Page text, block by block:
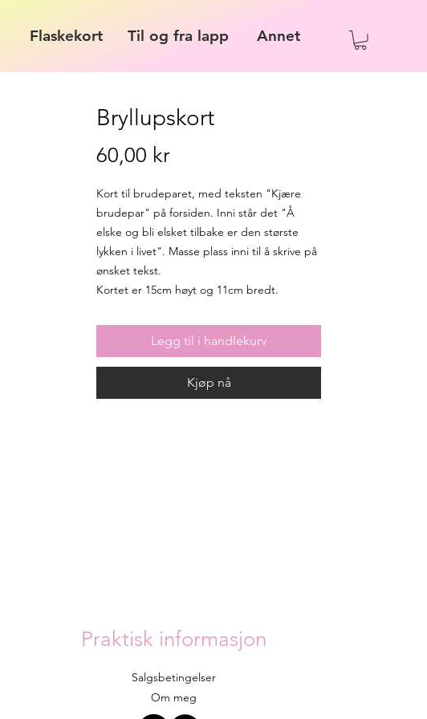
Flaskekort Til og fra lapp Annet
Bryllupskort
60,00 krPris
Kort til brudeparet, med teksten "Kjære
brudepar" på forsiden. Inni står det "Å
elske og bli elsket tilbake er den største
lykken i livet". Masse plass inni til å skrive på
ønsket tekst.
Kortet er 15cm høyt og 11cm bredt.
Legg til i handlekurv
Kjøp nå
Praktisk informasjon
Salgsbetingelser
Om meg